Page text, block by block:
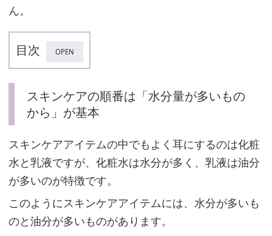
ん。
目次
ス
キ
ケ
ア
の
順
番
は
スキンケアの順番は「水分量が多いもの
から」が基本
スキンケアアイテムの中でもよく耳にするのは化粧
水と乳液ですが、化粧水は水分が多く、乳液は油分
が多いのが特徴です。
このようにスキンケアアイテムには、水分が多いも
のと油分が多いものがあります。